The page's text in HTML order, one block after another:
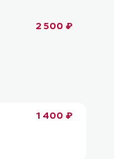
2 500 ₽
1 400 ₽